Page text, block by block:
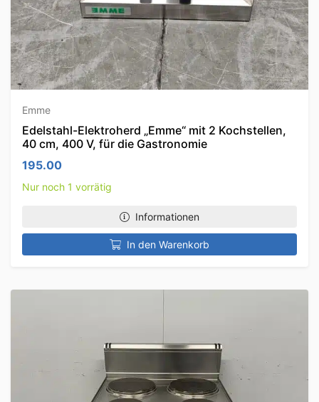
Emme
Edelstahl-Elektroherd „Emme“ mit 2 Kochstellen,
40 cm, 400 V, für die Gastronomie
195.00
Nur noch 1 vorrätig
Informationen
In den Warenkorb